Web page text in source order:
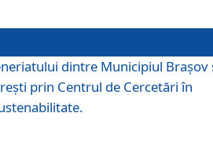
dintre Municipiul Brașov
prin Centrul de Cercetări în